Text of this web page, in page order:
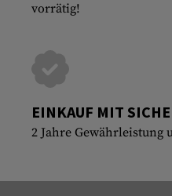
vorrätig!
EINKAUF MIT
2 Jahre Gewährleistung